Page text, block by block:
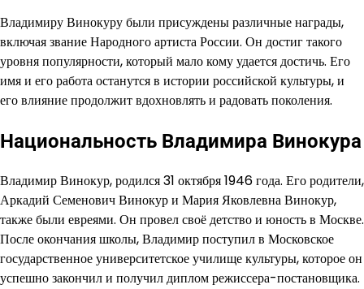
Владимиру Винокуру были присуждены различные награды,
включая звание Народного артиста России. Он достиг такого
уровня популярности, который мало кому удается достичь. Его
имя и его работа останутся в истории российской культуры, и
его влияние продолжит вдохновлять и радовать поколения.
Национальность Владимира Винокура
Владимир Винокур, родился 31 октября 1946 года. Его родители,
Аркадий Семенович Винокур и Мария Яковлевна Винокур,
также были евреями. Он провел своё детство и юность в Москве.
После окончания школы, Владимир поступил в Московское
государственное университетское училище культуры, которое он
успешно закончил и получил диплом режиссера-постановщика.